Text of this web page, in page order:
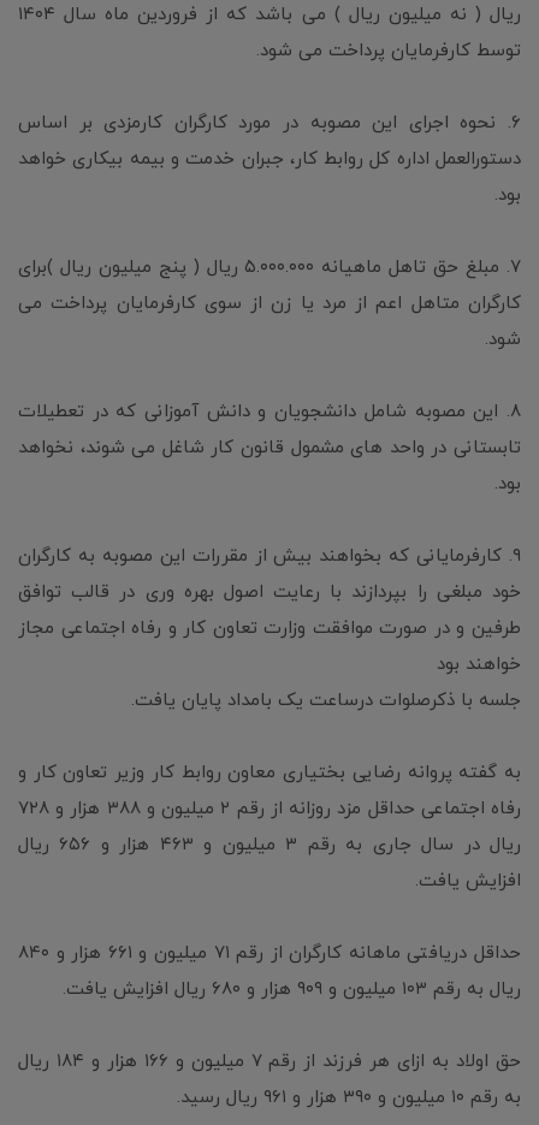
ریال ( نه میلیون ریال ) می باشد که از فروردین ماه سال ۱۴۰۴
توسط کارفرمایان پرداخت می شود.
۶. نحوه اجرای این مصوبه در مورد کارگران کارمزدی بر اساس
دستورالعمل اداره کل روابط کار، جبران خدمت و بیمه بیکاری خواهد
بود.
۷. مبلغ حق تاهل ماهیانه ۵.۰۰۰.۰۰۰ ریال ( پنج میلیون ریال )برای
کارگران متاهل اعم از مرد یا زن از سوی کارفرمایان پرداخت می
شود.
۸. این مصوبه شامل دانشجویان و دانش آموزانی که در تعطیلات
تابستانی در واحد های مشمول قانون کار شاغل می شوند، نخواهد
بود.
۹. کارفرمایانی که بخواهند بیش از مقررات این مصوبه به کارگران
خود مبلغی را بپردازند با رعایت اصول بهره وری در قالب توافق
طرفین و در صورت موافقت وزارت تعاون کار و رفاه اجتماعی مجاز
خواهند بود
جلسه با ذکرصلوات درساعت یک بامداد پایان یافت.
به گفته پروانه رضایی بختیاری معاون روابط کار وزیر تعاون کار و
رفاه اجتماعی حداقل مزد روزانه از رقم ۲ میلیون و ۳۸۸ هزار و ۷۲۸
ریال در سال جاری به رقم ۳ میلیون و ۴۶۳ هزار و ۶۵۶ ریال
افزایش یافت.
حداقل دریافتی ماهانه کارگران از رقم ۷۱ میلیون و ۶۶۱ هزار و ۸۴۰
ریال به رقم ۱۰۳ میلیون و ۹۰۹ هزار و ۶۸۰ ریال افزایش یافت.
حق اولاد به ازای هر فرزند از رقم ۷ میلیون و ۱۶۶ هزار و ۱۸۴ ریال
به رقم ۱۰ میلیون و ۳۹۰ هزار و ۹۶۱ ریال رسید.